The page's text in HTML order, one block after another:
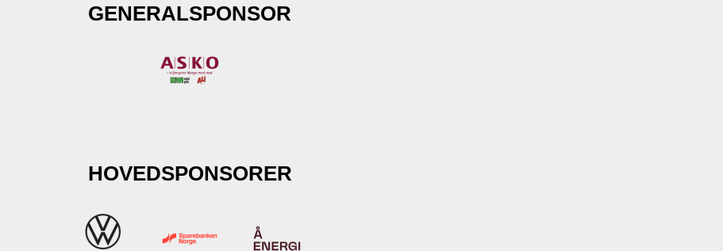
GENERALSPONSOR
HOVEDSPONSORER